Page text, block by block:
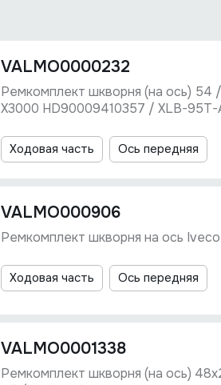
VALMO0000232
Ремкомплект шкворня (на ось) 54
X3000 HD90009410357 / XLB-95T-
Ходовая часть Ось передняя
VALMO000906
Ремкомплект шкворня на ось
Ходовая часть Ось передняя
VALMO0001338
Ремкомплект шкворня (на ось)